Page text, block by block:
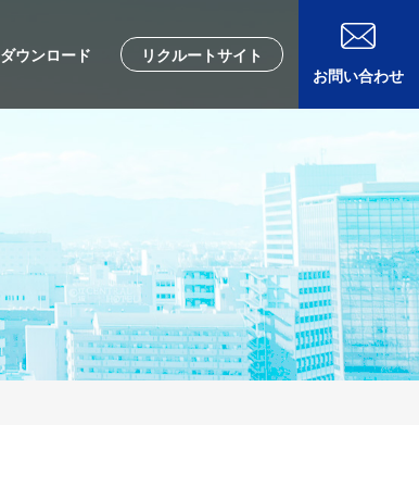
ダウンロード
リクルートサイト
お問い合わせ